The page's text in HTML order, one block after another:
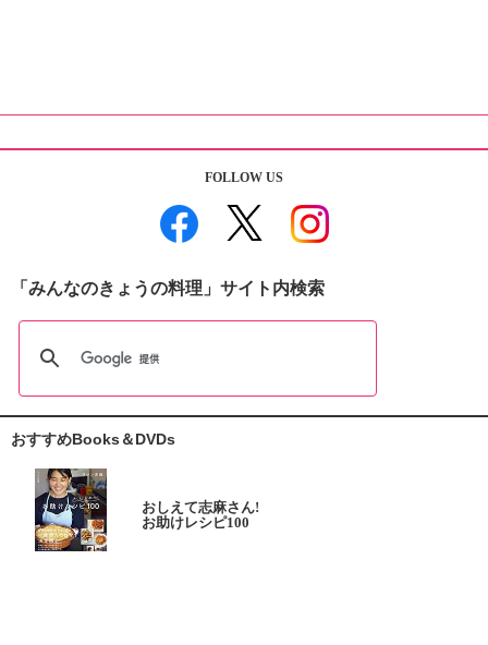
FOLLOW US
「みんなのきょうの料理」サイト内検索
おすすめBooks＆DVDs
おしえて志麻さん!
お助けレシピ100